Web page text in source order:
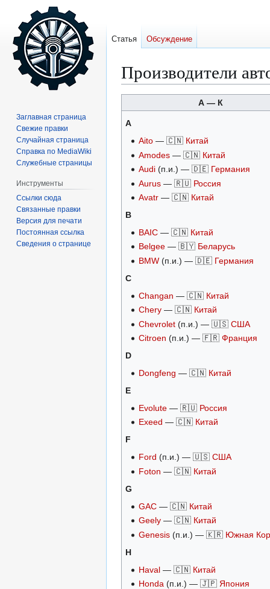
Производители
к
навигации
к
поиску
А — К
A
Aito— 🇨🇳 Китай
Amodes— 🇨🇳 Китай
Audi(п.и.) — 🇩🇪 Германия
Aurus— 🇷🇺 Россия
Avatr— 🇨🇳 Китай
B
BAIC— 🇨🇳 Китай
Belgee— 🇧🇾 Беларусь
BMW(п.и.) — 🇩🇪 Германия
C
Changan — 🇨🇳 Китай
Chery— 🇨🇳 Китай
Chevrolet(п.и.) — 🇺🇸 США
Citroen (п.и.) — 🇫🇷 Франция
D
Dongfeng — 🇨🇳 Китай
E
Evolute— 🇷🇺 Россия
Exeed — 🇨🇳 Китай
F
Ford (п.и.) — 🇺🇸 США
Foton — 🇨🇳 Китай
G
GAC— 🇨🇳 Китай
Geely— 🇨🇳 Китай
Genesis(п.и.) — 🇰🇷 Южная
H
Haval— 🇨🇳 Китай
Honda (п.и.) — 🇯🇵 Япония
Статья Обсуждение
Заглавная страница
Свежие правки
Случайная страница
Справка по MediaWiki
Служебные страницы
Инструменты
Ссылки сюда
Связанные правки
Версия для печати
Постоянная ссылка
Сведения о странице